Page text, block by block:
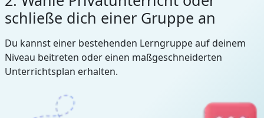
schließe dich einer Gruppe an
Du kannst einer bestehenden Lerngruppe auf deinem
Niveau beitreten oder einen maßgeschneiderten
Unterrichtsplan erhalten.